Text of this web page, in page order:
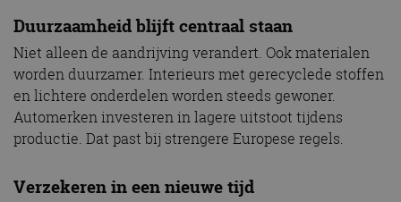
Duurzaamheid blijft centraal staan
Niet alleen de aandrijving verandert. Ook materialen
worden duurzamer. Interieurs met gerecyclede stoffen
en lichtere onderdelen worden steeds gewoner.
Automerken investeren in lagere uitstoot tijdens
productie. Dat past bij strengere Europese regels.
Verzekeren in een nieuwe tijd